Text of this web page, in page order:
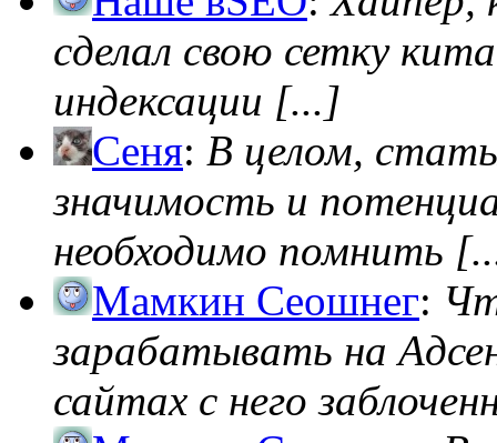
сделал свою сетку
индексации [...]
Сеня: В целом,
значимость и
необходимо помнить
Мамкин Сеошнег:
зарабатывать на
сайтах с него